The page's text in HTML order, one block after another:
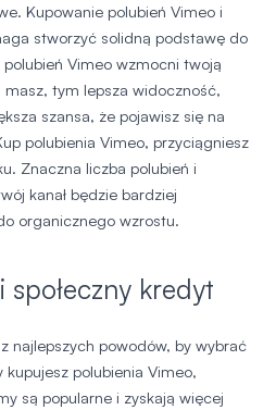
Kupowanie polubień Vimeo i
stworzyć solidną podstawę do
Vimeo wzmocni twoją
tym lepsza widoczność,
szansa, że pojawisz się na
polubienia Vimeo, przyciągniesz
Znaczna liczba polubień i
kanał będzie bardziej
organicznego wzrostu.
społeczny kredyt
najlepszych powodów, by wybrać
polubienia Vimeo,
są popularne i zyskają więcej